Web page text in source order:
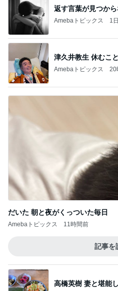
返す言葉が見つか
Amebaトピックス 1
津久井教生 休むこ
Amebaトピックス 20
だいた 朝と夜がくっついた毎日
Amebaトピックス 11時間前
記事を
高橋英樹 妻と堪能